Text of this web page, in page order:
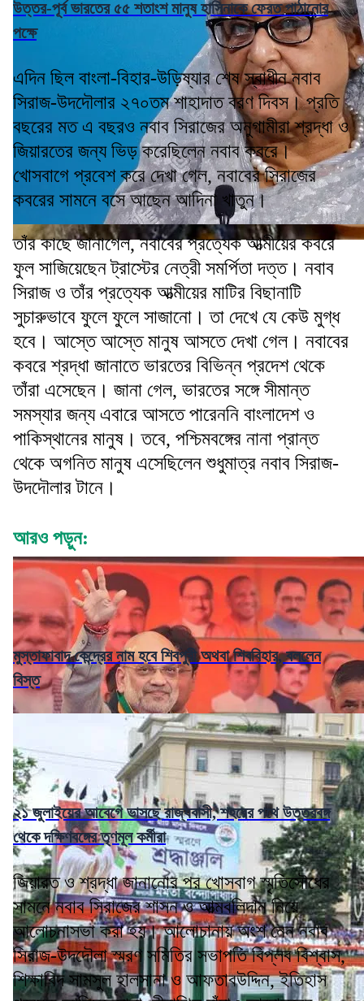
উত্তর-পূর্ব ভারতের ৫৫ শতাংশ মানুষ হাসিনাকে ফেরত পাঠানোর
পক্ষে
এদিন ছিল বাংলা-বিহার-উড়িষ্যার শেষ স্বাধীন নবাব
সিরাজ-উদদৌলার ২৭০তম শাহাদাত বরণ দিবস। প্রতি
বছরের মত এ বছরও নবাব সিরাজের অনুগামীরা শ্রদ্ধা ও
জিয়ারতের জন্য ভিড় করেছিলেন নবাব কবরে।
খোসবাগে প্রবেশ করে দেখা গেল, নবাবের সিরাজের
কবরের সামনে বসে আছেন আদিনা খাতুন।
তাঁর কাছে জানাগেল, নবাবের প্রত্যেক আত্মীয়ের কবরে
ফুল সাজিয়েছেন ট্রাস্টের নেত্রী সমর্পিতা দত্ত। নবাব
সিরাজ ও তাঁর প্রত্যেক আত্মীয়ের মাটির বিছানাটি
সুচারুভাবে ফুলে ফুলে সাজানো। তা দেখে যে কেউ মুগ্ধ
হবে। আস্তে আস্তে মানুষ আসতে দেখা গেল। নবাবের
কবরে শ্রদ্ধা জানাতে ভারতের বিভিন্ন প্রদেশ থেকে
তাঁরা এসেছেন। জানা গেল, ভারতের সঙ্গে সীমান্ত
সমস্যার জন্য এবারে আসতে পারেননি বাংলাদেশ ও
পাকিস্থানের মানুষ। তবে, পশ্চিমবঙ্গের নানা প্রান্ত
থেকে অগনিত মানুষ এসেছিলেন শুধুমাত্র নবাব সিরাজ-
উদদৌলার টানে।
আরও পড়ুন:
মুস্তাফাবাদ কেন্দ্রের নাম হবে শিবপুরী অথবা শিববিহার, বললেন
বিস্ত
২১ জুলাইয়ের আবেগে ভাসছে রাজ্যবাসী, শহরের পথে উত্তরবঙ্গ
থেকে দক্ষিণবঙ্গের তৃণমূল কর্মীরা
জিয়ারত ও শ্রদ্ধা জানানোর পর খোসবাগ স্মৃতিসৌধের
সামনে নবাব সিরাজের শাসন ও আত্মবলিদান নিয়ে
আলোচনাসভা করা হয়। আলোচানায় অংশ নেন নবাব
সিরাজ-উদদৌলা স্মরণ সমিতির সভাপতি বিপ্লব বিশ্বাস,
শিক্ষাবিদ সামসুল হালসানা ও আফতাবউদ্দিন, ইতিহাস